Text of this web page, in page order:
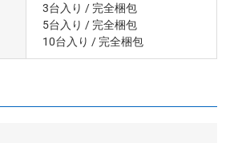
3台入り / 完全梱包
5台入り / 完全梱包
10台入り / 完全梱包